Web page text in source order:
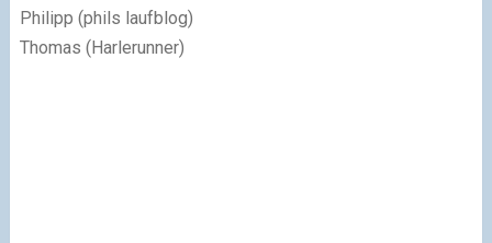
Philipp (phils laufblog)
Thomas (Harlerunner)